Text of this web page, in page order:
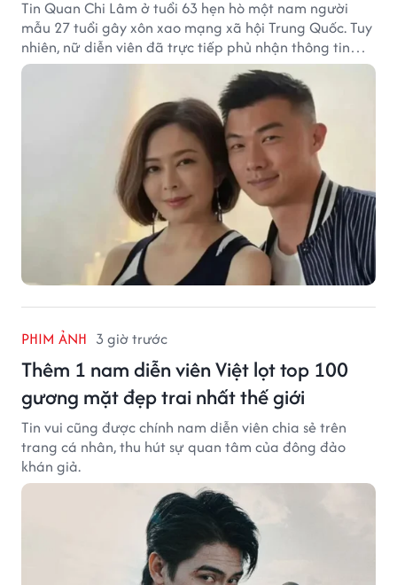
Tin Quan Chi Lâm ở tuổi 63 hẹn hò một nam người
mẫu 27 tuổi gây xôn xao mạng xã hội Trung Quốc. Tuy
nhiên, nữ diễn viên đã trực tiếp phủ nhận thông tin
này.
PHIM ẢNH 3 giờ trước
Thêm 1 nam diễn viên Việt lọt top 100
gương mặt đẹp trai nhất thế giới
Tin vui cũng được chính nam diễn viên chia sẻ trên
trang cá nhân, thu hút sự quan tâm của đông đảo
khán giả.